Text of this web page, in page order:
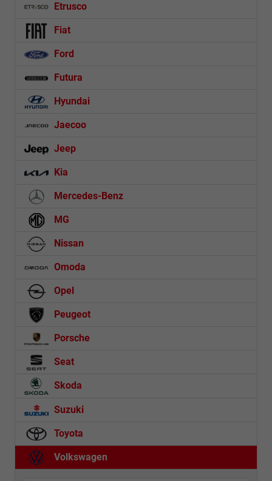
Etrusco
Fiat
Ford
Futura
Hyundai
Jaecoo
Jeep
Kia
Mercedes-Benz
MG
Nissan
Omoda
Opel
Peugeot
Porsche
Seat
Skoda
Suzuki
Toyota
Volkswagen